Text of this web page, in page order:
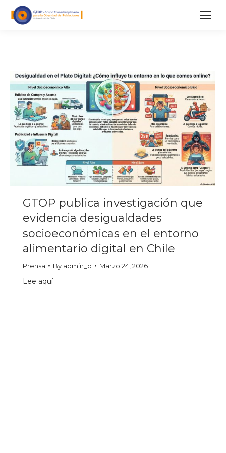
GTOP publica investigación que
evidencia desigualdades
socioeconómicas en el entorno
alimentario digital en Chile
Prensa By admin_d Marzo 24, 2026
Lee aquí